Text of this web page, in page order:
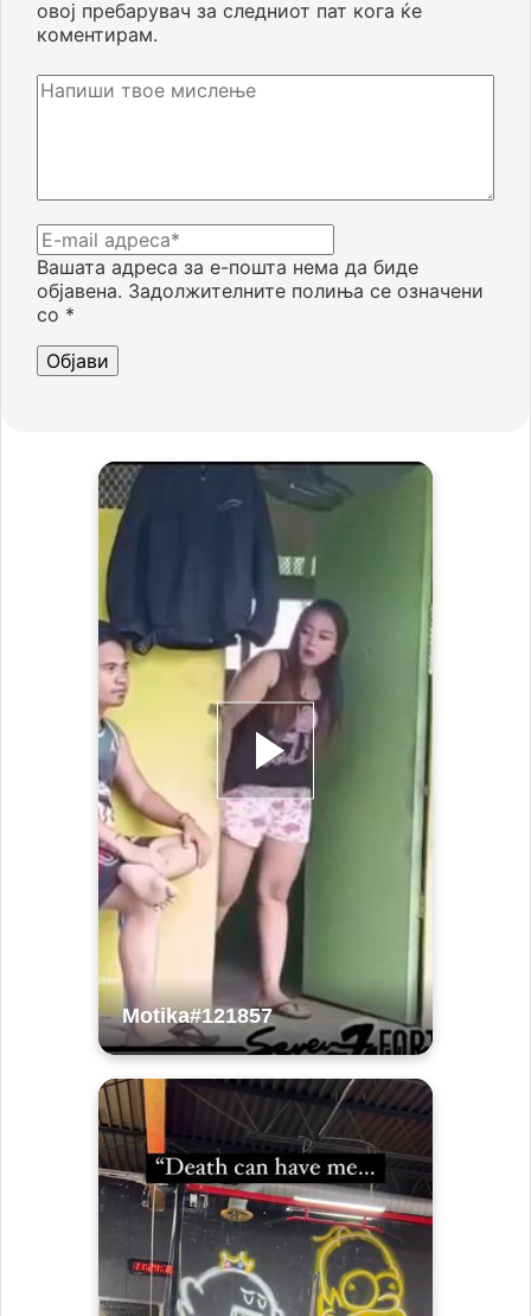
Вашата адреса за е-пошта нема да биде
објавена. Задолжителните полиња се означени
со *
овој пребарувач за следниот пат кога ќе
коментирам.